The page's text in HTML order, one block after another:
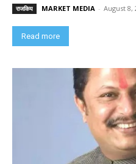
राजकिय MARKET MEDIA - August 8,
Read more